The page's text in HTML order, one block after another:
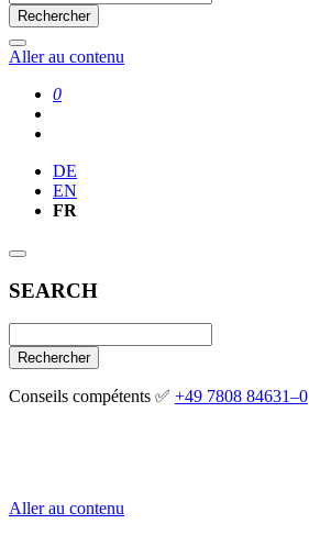
Rechercher
Aller au contenu
0
DE
EN
FR
SEARCH
Rechercher
Conseils compétents ✅ +49 7808 84631–0
Aller au contenu